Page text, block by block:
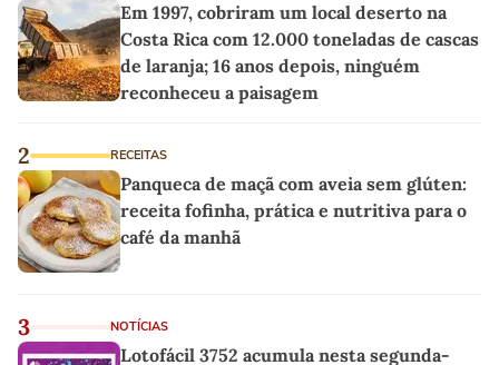
Em 1997, cobriram um local deserto na
Costa Rica com 12.000 toneladas de cascas
de laranja; 16 anos depois, ninguém
reconheceu a paisagem
2 RECEITAS
Panqueca de maçã com aveia sem glúten:
receita fofinha, prática e nutritiva para o
café da manhã
3 NOTÍCIAS
Lotofácil 3752 acumula nesta segunda-